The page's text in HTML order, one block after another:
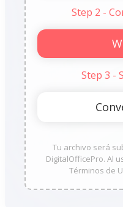
Step 2 -
Step 3 -
Tu archivo será
DigitalOfficePro. Al
Términos de